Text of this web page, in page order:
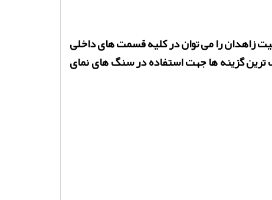
زاهدان را می توان در کلیه قسمت های داخلی
ترین گزینه ها جهت استفاده در سنگ های نمای